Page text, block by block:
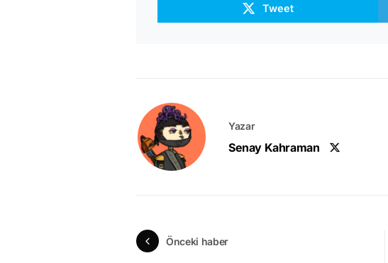
Tweet
Yazar
Senay Kahraman
Önceki haber